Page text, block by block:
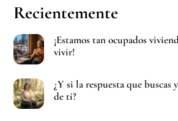
Recientemente
¡Estamos tan ocupados
vivir!
¿Y si la respuesta que buscas
de ti?